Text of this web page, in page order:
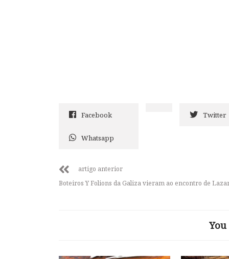
Facebook Twitter
Whatsapp
artigo anterior
Boteiros Y Folions da Galiza vieram ao encontro de